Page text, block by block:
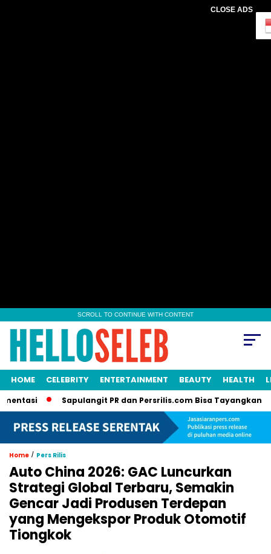
CLOSE ADS
SCROLL TO CONTINUE WITH CONTENT
HOME CELEBRITY ENTERTAINMENT BEAUTY HEALTH
Sapulangit PR dan Persrilis.com Bisa Tayangkan Ribuan
Home / Pers Rilis
Auto China 2026: GAC Luncurkan
Strategi Global Terbaru, Semakin
Gencar Jadi Produsen Terdepan
yang Mengekspor Produk Otomotif
Tiongkok